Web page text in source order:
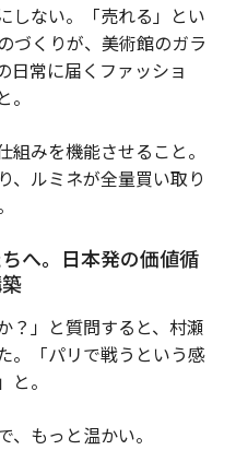
しない。「売れる」とい
づくりが、美術館のガラ
日常に届くファッショ
みを機能させること。
、ルミネが全量買い取り
へ。日本発の価値循
？」と質問すると、村瀬
。「パリで戦うという感
。
もっと温かい。